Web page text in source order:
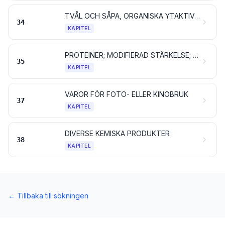
34
TVÅL OCH SÅPA, ORGANISKA YTAKTIVA ÄMNEN, TVÄTTMEDEL, SMÖRJMEDEL, KONSTGJORDA VAXER, BEREDDA VAXER, PUTS- OCH SKURMEDEL, LJUS OCH LIKNANDE ARTIKLAR, MODELLERINGSPASTOR, SÅ KALLAD DENTALVAX SAMT DENTALPREPARAT PÅ BASIS AV GIPS
KAPITEL
35
PROTEINER; MODIFIERAD STÄRKELSE; LIM OCH KLISTER; ENZYMER
KAPITEL
37
VAROR FÖR FOTO- ELLER KINOBRUK
KAPITEL
38
DIVERSE KEMISKA PRODUKTER
KAPITEL
← Tillbaka till sökningen